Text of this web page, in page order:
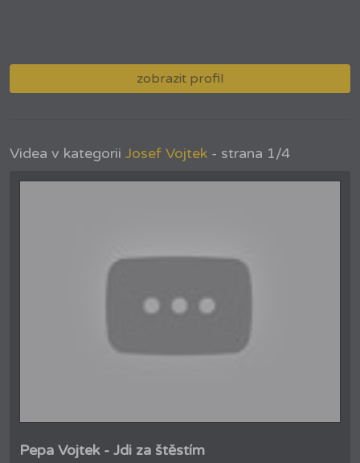
zobrazit profil
Videa v kategorii Josef Vojtek - strana 1/4
Pepa Vojtek - Jdi za štěstím